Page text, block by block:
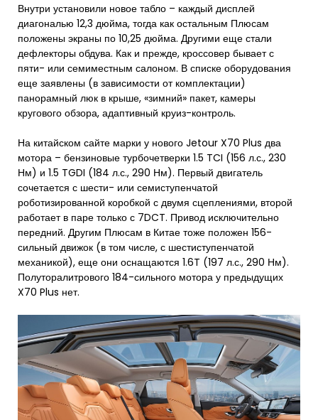
Внутри установили новое табло – каждый дисплей
диагональю 12,3 дюйма, тогда как остальным Плюсам
положены экраны по 10,25 дюйма. Другими еще стали
дефлекторы обдува. Как и прежде, кроссовер бывает с
пяти- или семиместным салоном. В списке оборудования
еще заявлены (в зависимости от комплектации)
панорамный люк в крыше, «зимний» пакет, камеры
кругового обзора, адаптивный круиз-контроль.
На китайском сайте марки у нового Jetour X70 Plus два
мотора – бензиновые турбочетверки 1.5 TCI (156 л.с., 230
Нм) и 1.5 TGDI (184 л.с., 290 Нм). Первый двигатель
сочетается с шести- или семиступенчатой
роботизированной коробкой с двумя сцеплениями, второй
работает в паре только с 7DCT. Привод исключительно
передний. Другим Плюсам в Китае тоже положен 156-
сильный движок (в том числе, с шестиступенчатой
механикой), еще они оснащаются 1.6T (197 л.с., 290 Нм).
Полуторалитрового 184-сильного мотора у предыдущих
X70 Plus нет.